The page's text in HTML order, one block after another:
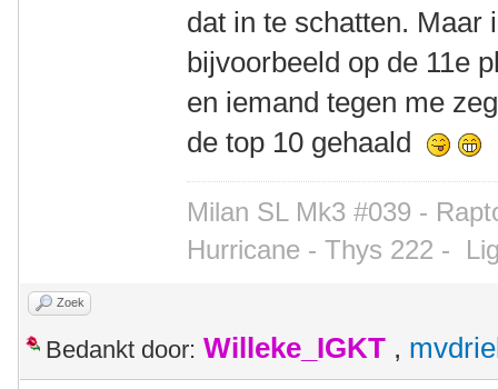
dat in te schatten. Maar
bijvoorbeeld op de 11e
en iemand tegen me
de top 10 gehaald
Milan SL Mk3 #039 -
Hurricane - Thys 222 -
Zoek
Bedankt door: Willeke_IGKT ,